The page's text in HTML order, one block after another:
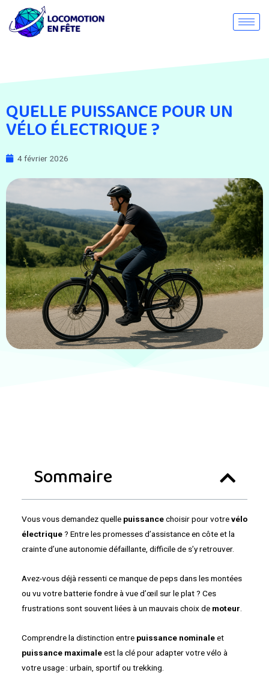
QUELLE PUISSANCE POUR UN
VÉLO ÉLECTRIQUE ?
4 février 2026
Sommaire
Vous vous demandez quelle puissancechoisir pour votrevélo
électrique? Entre les promesses d’assistance en côte et la
crainte d’une autonomie défaillante, difficile de s’y retrouver.
Avez-vous déjà ressenti ce manque de peps dans les montées
ou vu votre batterie fondre à vue d’œil sur le plat ? Ces
frustrations sont souvent liées à un mauvais choix de moteur
Comprendre la distinction entre puissance nominaleet
puissance maximaleest la clé pour adapter votre vélo à
votre usage : urbain, sportif ou trekking.